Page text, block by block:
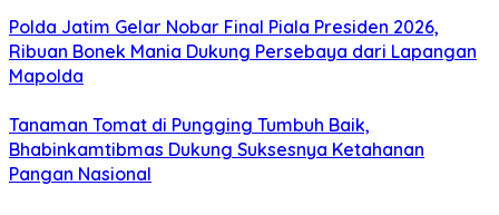
Polda Jatim Gelar Nobar Final Piala Presiden 2026,
Ribuan Bonek Mania Dukung Persebaya dari Lapangan
Mapolda
Tanaman Tomat di Pungging Tumbuh Baik,
Bhabinkamtibmas Dukung Suksesnya Ketahanan
Pangan Nasional